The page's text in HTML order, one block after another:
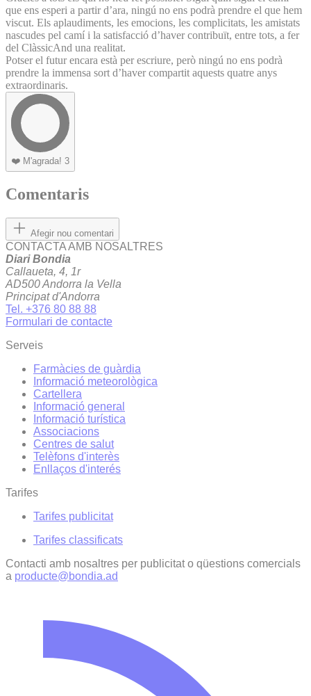
que ens esperi a partir d’ara, ningú no ens podrà prendre el que hem
viscut. Els aplaudiments, les emocions, les complicitats, les amistats
nascudes pel camí i la satisfacció d’haver contribuït, entre tots, a fer
del ClàssicAnd una realitat.
Potser el futur encara està per escriure, però ningú no ens podrà
prendre la immensa sort d’haver compartit aquests quatre anys
extraordinaris.
❤️ M'agrada! 3
Comentaris
Afegir nou comentari
CONTACTA AMB NOSALTRES
Diari Bondia
Callaueta, 4, 1r
AD500 Andorra la Vella
Principat d'Andorra
Tel. +376 80 88 88
Formulari de contacte
Serveis
Farmàcies de guàrdia
Informació meteorològica
Cartellera
Informació general
Informació turística
Associacions
Centres de salut
Telèfons d'interès
Enllaços d'interés
Tarifes
Tarifes publicitat
Tarifes classificats
Contacti amb nosaltres per publicitat o qüestions comercials
a producte@bondia.ad